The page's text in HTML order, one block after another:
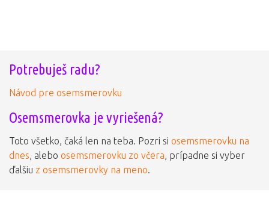
Potrebuješ radu?
Návod pre osemsmerovku
Osemsmerovka je vyriešená?
Toto všetko, čaká len na teba. Pozri si osemsmerovku na
dnes , alebo osemsmerovku zo včera , prípadne si vyber
ďalšiu z osemsmerovky na meno